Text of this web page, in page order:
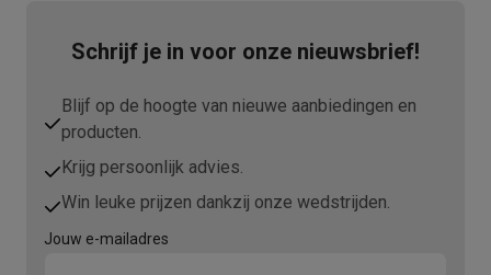
Schrijf je in voor onze nieuwsbrief!
Blijf op de hoogte van nieuwe aanbiedingen en
producten.
Krijg persoonlijk advies.
Win leuke prijzen dankzij onze wedstrijden.
Jouw e-mailadres